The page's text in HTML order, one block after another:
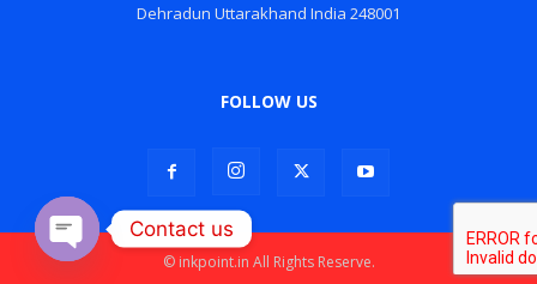
Dehradun Uttarakhand India 248001
FOLLOW US
© inkpoint.in All Rights Reserve.
Contact us